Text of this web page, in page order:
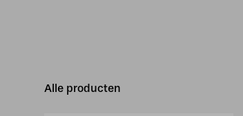
Alle producten